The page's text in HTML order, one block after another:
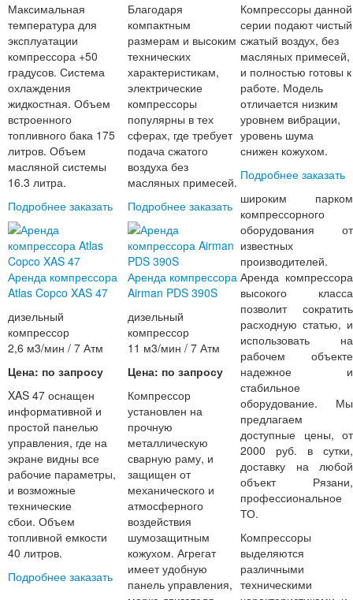
Максимальная
температура для
эксплуатации
компрессора +50
градусов. Система
охлаждения
жидкостная. Объем
встроенного
топливного бака 175
литров. Объем
масляной системы
16.3 литра.
Подробнее заказать
Благодаря
компактным
размерам и высоким
технических
характеристикам,
электрические
компрессоры
популярны в тех
сферах, где требует
подача сжатого
воздуха без
масляных примесей.
Подробнее заказать
Компрессоры данной
серии подают чистый
сжатый воздух, без
масляных примесей,
и полностью готовы к
работе. Модель
отличается низким
уровнем вибрации,
уровень шума
снижен кожухом.
Подробнее заказать
Аренда компрессора
Atlas Copco XAS 47
дизельный
компрессор
2,6 м3/мин / 7 Атм
Цена: по запросу
XAS 47 оснащен
информативной и
простой панелью
управления, где на
экране видны все
рабочие параметры,
и возможные
технические
сбои. Объем
топливной емкости
40 литров.
Подробнее заказать
Аренда компрессора
Airman PDS 390S
дизельный
компрессор
11 м3/мин / 7 Атм
Цена: по запросу
Компрессор
установлен на
прочную
металлическую
сварную раму, и
защищен от
механического и
атмосферного
воздействия
шумозащитным
кожухом. Агрегат
имеет удобную
панель управления,
широким парком
компрессорного
оборудования от
известных
производителей.
Аренда компрессора
высокого класса
позволит сократить
расходную статью, и
использовать на
рабочем объекте
надежное и
стабильное
оборудование. Мы
предлагаем
доступные цены, от
2000 руб. в сутки,
доставку на любой
объект Рязани,
профессиональное
ТО.
Компрессоры
выделяются
различными
техническими